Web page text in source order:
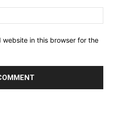
website in this browser for the